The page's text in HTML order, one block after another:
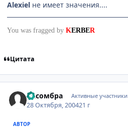
Alexiel не имеет значения....
You was fragged by KERBER
Цитата
Ласомбра Активные участники
28 Октября, 200421 г
АВТОР